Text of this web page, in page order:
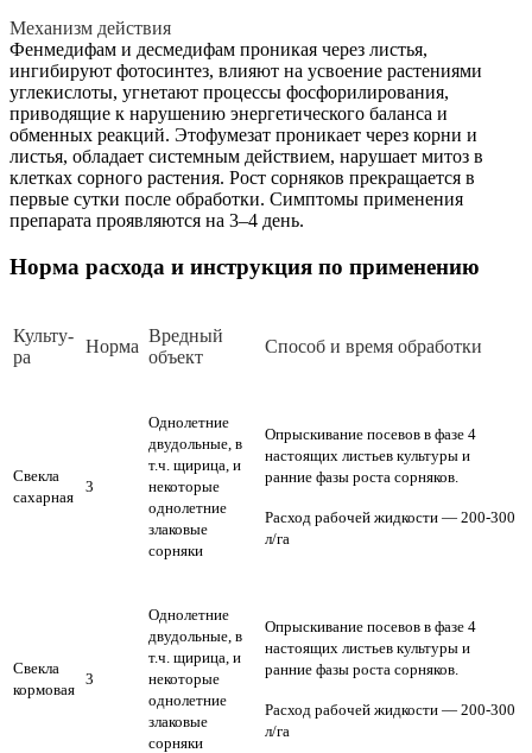
Механизм действия
Фенмедифам и десмедифам проникая через листья,
ингибируют фотосинтез, влияют на усвоение растениями
углекислоты, угнетают процессы фосфорилирования,
приводящие к нарушению энергетического баланса и
обменных реакций. Этофумезат проникает через корни и
листья, обладает системным действием, нарушает митоз в
клетках сорного растения. Рост сорняков прекращается в
первые сутки после обработки. Симптомы применения
препарата проявляются на 3–4 день.
Норма расхода и инструкция по применению
Куль­ту­
ра
Нор­ма
Вред­ный
объ­ект
Спо­соб и вре­мя об­ра­бот­ки
Свекла
сахарная
3
Однолетние
двудольные, в
т.ч. щирица, и
некоторые
однолетние
злаковые
сорняки
Опрыскивание посевов в фазе 4
настоящих листьев культуры и
ранние фазы роста сорняков.
Расход рабочей жидкости — 200-300
л/га
Свекла
кормовая
3
Однолетние
двудольные, в
т.ч. щирица, и
некоторые
однолетние
злаковые
сорняки
Опрыскивание посевов в фазе 4
настоящих листьев культуры и
ранние фазы роста сорняков.
Расход рабочей жидкости — 200-300
л/га